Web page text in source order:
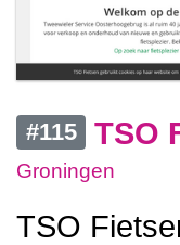
#115 TSO
Groningen
TSO